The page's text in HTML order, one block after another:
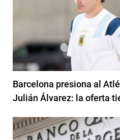
Barcelona presiona al
Julián Álvarez: la oferta